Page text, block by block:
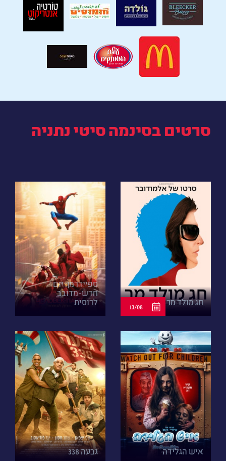
סרטים בסינמה סיטי נתניה
חג מולד מר 13/08
ספיידרמן: יום
חדש-מדובב
לרוסית
איש הגלידה גבעה 338